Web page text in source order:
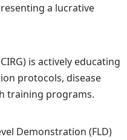
a lucrative
is actively educating
protocols, disease
training programs.
Demonstration (FLD)